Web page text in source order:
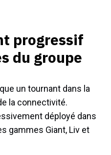
progressif
du groupe
un tournant dans la
la connectivité.
déployé dans
gammes Giant, Liv et